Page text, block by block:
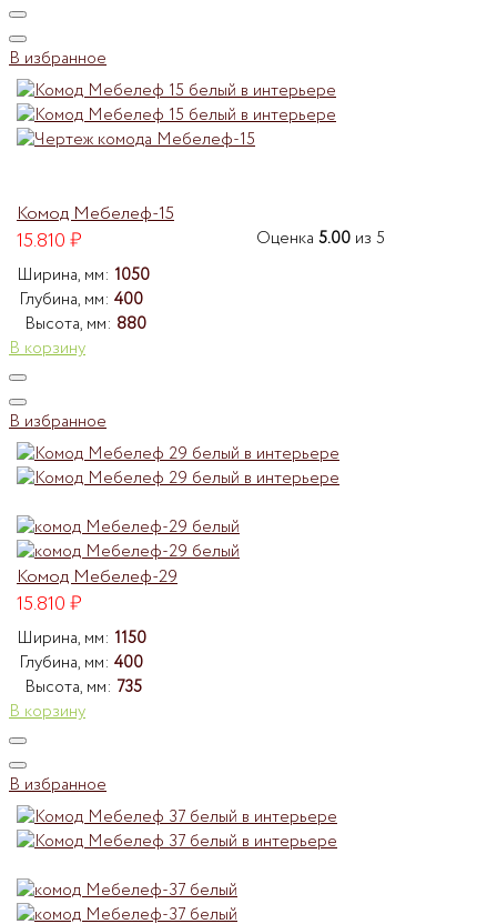
В избранное
Комод Мебелеф-15
Оценка 5.00из 5
15.810₽
Ширина, мм: 1050
Глубина, мм: 400
Высота, мм: 880
В корзину
В избранное
Комод Мебелеф-29
15.810₽
Ширина, мм: 1150
Глубина, мм: 400
Высота, мм: 735
В корзину
В избранное